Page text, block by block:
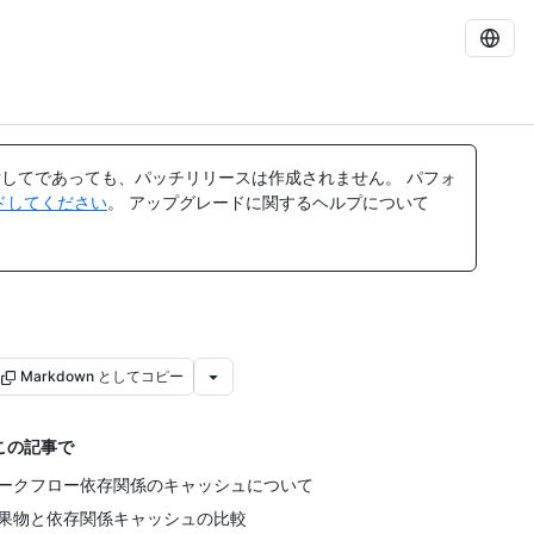
てであっても、パッチリリースは作成されません。 パフォ
してください。 アップグレードに関するヘルプについて
Markdown としてコピー
の記事で
クフロー依存関係のキャッシュについて
物と依存関係キャッシュの比較